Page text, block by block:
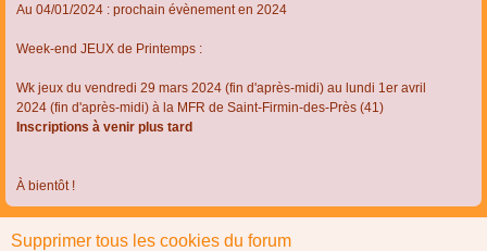
Au 04/01/2024 : prochain évènement en 2024
Week-end JEUX de Printemps :
Wk jeux du vendredi 29 mars 2024 (fin d'après-midi) au lundi 1er avril
2024 (fin d'après-midi) à la MFR de Saint-Firmin-des-Près (41)
Inscriptions à venir plus tard
À bientôt !
Supprimer tous les cookies du forum